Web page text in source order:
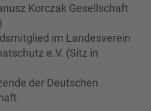
Korczak Gesellschaft
im Landesverein
e.V. (Sitz in
der Deutschen